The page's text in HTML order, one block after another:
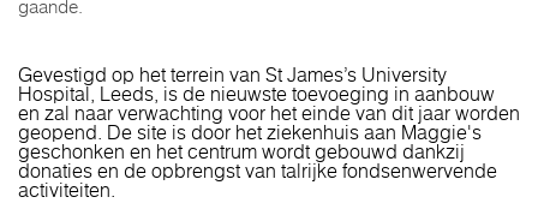
gaande.
Gevestigd op het terrein van St James’s University
Hospital, Leeds, is de nieuwste toevoeging in aanbouw
en zal naar verwachting voor het einde van dit jaar worden
geopend. De site is door het ziekenhuis aan Maggie's
geschonken en het centrum wordt gebouwd dankzij
donaties en de opbrengst van talrijke fondsenwervende
activiteiten.